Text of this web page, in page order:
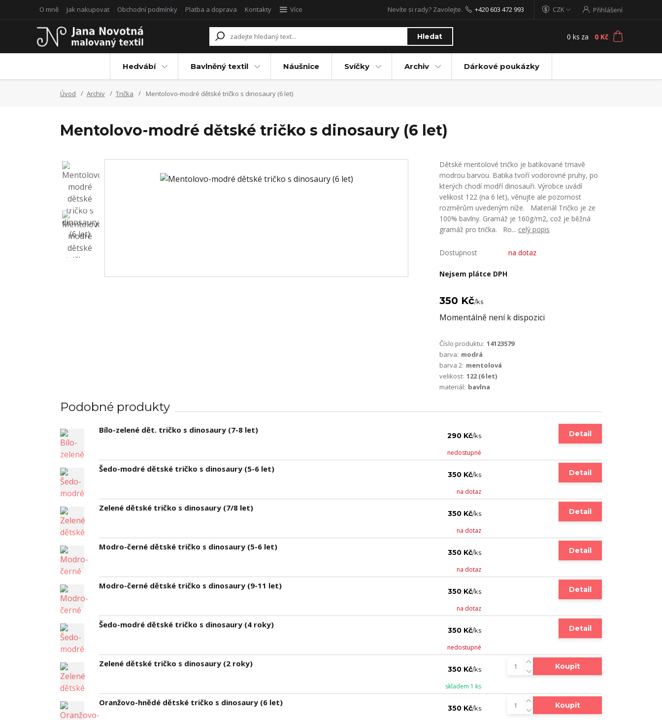
O mně Jak nakupovat Obchodní podmínky Platba a doprava Kontakty Více CZK Přihlášení
Hledat
Nevíte si rady? Zavolejte. +420 603 472 993
0 ks za 0 Kč
Hedvábí Bavlněný textil Náušnice Svíčky Archiv Dárkové poukázky
Úvod Archiv Trička Mentolovo-modré dětské tričko s dinosaury (6 let)
Mentolovo-modré dětské tričko s dinosaury (6 let)
Dětské mentolové tričko je batikované tmavě
modrou barvou. Batika tvoří vodorovné pruhy, po
kterých chodí modří dinosauři. Výrobce uvádí
velikost 122 (na 6 let), věnujte ale pozornost
rozměrům uvedeným níže. Materiál Tričko je ze
100% bavlny. Gramáž je 160g/m2, což je běžná
gramáž pro trička. Ro... celý popis
Dostupnost na dotaz
Nejsem plátce DPH
350 Kč/ks
Momentálně není k dispozici
Číslo produktu: 14123579
barva: modrá
barva 2: mentolová
velikost: 122 (6 let)
materiál: bavlna
Podobné produkty
Bílo-zelené dět. tričko s dinosaury (7-8 let)
290 Kč/ks
nedostupné
Detail
Šedo-modré dětské tričko s dinosaury (5-6 let)
350 Kč/ks
na dotaz
Detail
Zelené dětské tričko s dinosaury (7/8 let)
350 Kč/ks
na dotaz
Detail
Modro-černé dětské tričko s dinosaury (5-6 let)
350 Kč/ks
na dotaz
Detail
Modro-černé dětské tričko s dinosaury (9-11 let)
350 Kč/ks
na dotaz
Detail
Šedo-modré dětské tričko s dinosaury (4 roky)
350 Kč/ks
nedostupné
Detail
Zelené dětské tričko s dinosaury (2 roky)
350 Kč/ks
skladem 1 ks
Koupit
Oranžovo-hnědé dětské tričko s dinosaury (6 let)
350 Kč/ks Koupit